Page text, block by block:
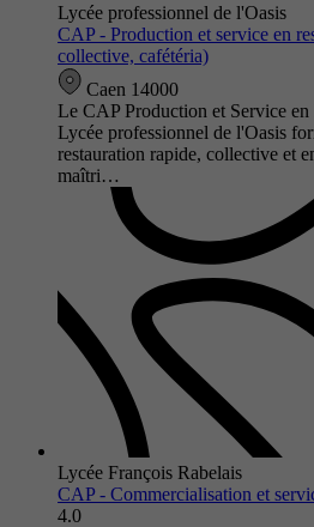
Lycée professionnel de l'Oasis
CAP - Production et service en
collective, cafétéria)
Caen 14000
Le CAP Production et Service en
Lycée professionnel de l'Oasis
restauration rapide, collective et
maîtri…
Lycée François Rabelais
CAP - Commercialisation et
4.0